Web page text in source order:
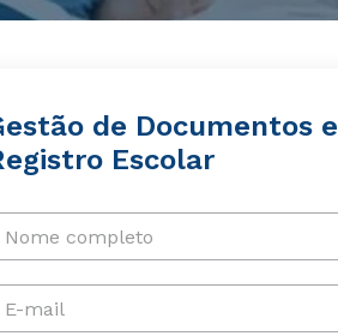
de Documentos e
Escolar
Nome completo
E-mail